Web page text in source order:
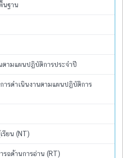
นฐาน
ตามแผนปฏิบัติการประจำปี
ารดำเนินงานตามแผนปฏิบัติการ
รียน (NT)
รถด้านการอ่าน (RT)